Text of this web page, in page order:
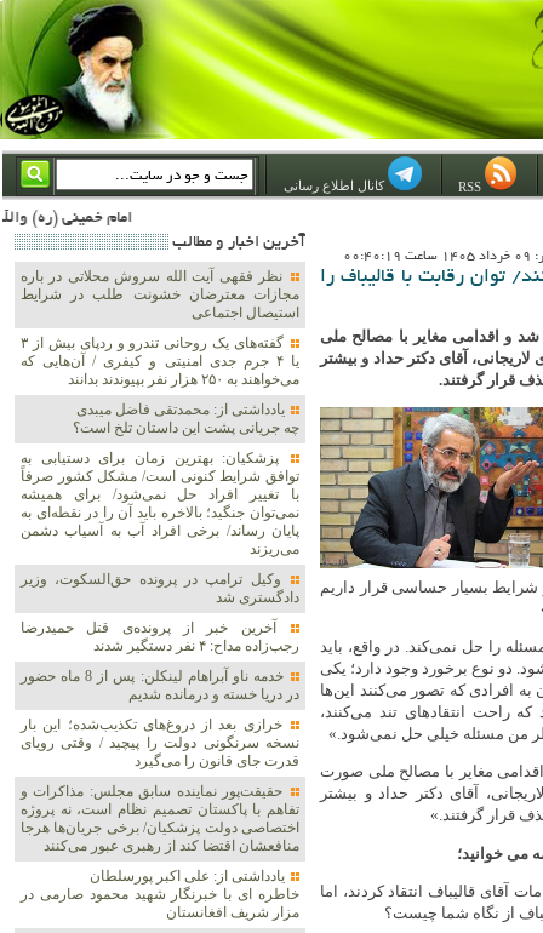
کانال اطلاع رسانی
امام خمینی (ره) والله اسلام تمامش سیاست است؛ ***** امام شهید: به گفتار امام و کردار امام اهتمام بورزید ***** امام خمینی(ره): ان شاء الله ما اندوه دلمان را در وقت مناسب با انتقام از امریکا و آل سعود
توان رقابت با قالیباف را
و اقدامی مغایر با مصالح ملی
آقای دکتر حداد و بیشتر
قرار گرفتند.
بسیار حساسی قرار داریم
را حل نمی‌کند. در واقع، باید
دو نوع برخورد وجود دارد؛ یکی
به افرادی که تصور می‌کنند این‌ها
راحت انتقادهای تند می‌کنند،
نظر من مسئله خیلی حل نمی‌شود.»
مغایر با مصالح ملی صورت
آقای دکتر حداد و بیشتر
قرار گرفتند.»
می خوانید؛
آقای قالیباف انتقاد کردند، اما
از نگاه شما چیست؟
آخرين اخبار و مطالب
نظر فقهی آیت الله سروش محلاتی در باره
مجازات معترضان خشونت طلب در شرایط
استیصال اجتماعی
گفته‌های یک روحانی تندرو و ردپای بیش از ۳
یا ۴ جرم جدی امنیتی و کیفری / آن‌هایی که
می‌خواهند به ۲۵۰ هزار نفر بپیوندند بدانند
یادداشتی از: محمدتقی فاضل میبدی
چه جریانی پشت این داستان تلخ است؟
پزشکیان‌: بهترین زمان برای دستیابی به
توافق شرایط کنونی است/ مشکل کشور صرفاً
با تغییر افراد حل نمی‌شود/ برای همیشه
نمی‌توان جنگید؛ بالاخره باید آن را در نقطه‌ای به
پایان رساند/ برخی افراد آب به آسیاب دشمن
می‌ریزند
وکیل ترامپ در پرونده حق‌السکوت، وزیر
دادگستری شد
آخرین خبر از پرونده‌ی قتل حمیدرضا
رجب‌زاده مداح: ۴ نفر دستگیر شدند
خدمه ناو آبراهام لینکلن: پس از 8 ماه حضور
در دریا خسته و درمانده‌ شدیم
خرازی بعد از دروغ‌های تکذیب‌شده؛ این بار
نسخه سرنگونی دولت را پیچید / وقتی رویای
قدرت جای قانون را می‌گیرد
حقیقت‌پور نماینده سابق مجلس: مذاکرات و
تفاهم با پاکستان تصمیم نظام است، نه پروژه
اختصاصی دولت پزشکیان/ برخی جریان‌ها هرجا
منافعشان اقتضا کند از رهبری عبور می‌کنند
یادداشتی از: علی اکبر پورسلطان
خاطره ای با خبرنگار شهید محمود صارمی در
مزار شریف افغانستان